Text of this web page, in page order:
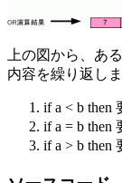
上の図から、あ
内容を繰り返しま
if a < b then
if a = b then
if a > b then